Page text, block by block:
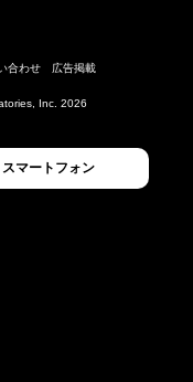
合わせ 広告掲載
Inc. 2026
スマートフォン